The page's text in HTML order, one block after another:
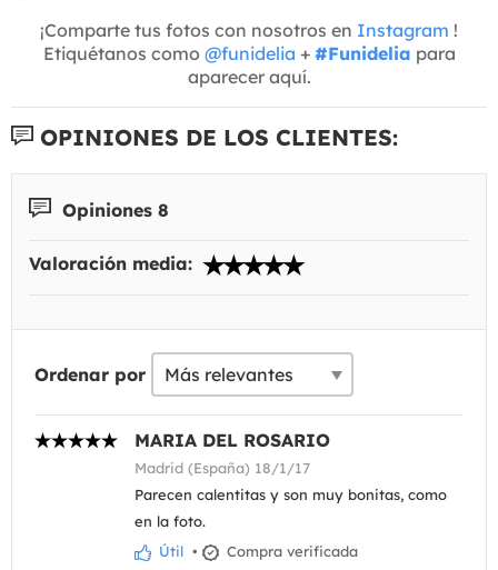
¡Comparte tus fotos con nosotros en Instagram !
Etiquétanos como @funidelia + #Funidelia para
aparecer aquí.
OPINIONES DE LOS CLIENTES:
Opiniones 8
Valoración media:
Ordenar por
MARIA DEL ROSARIO
Madrid (España) 18/1/17
Parecen calentitas y son muy bonitas, como
en la foto.
Útil • Compra verificada